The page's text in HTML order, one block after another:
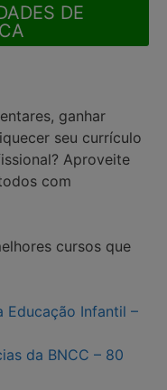
DE
ganhar
seu currículo
Aproveite
com
cursos que
Educação Infantil –
da BNCC – 80